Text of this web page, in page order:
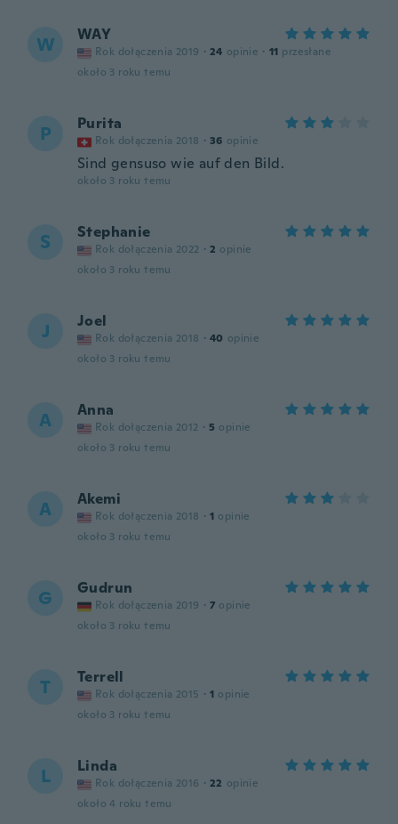
W WAY
Rok dołączenia 2019 · 24 opinie · 11 przesłane
około 3 roku temu
P Purita
Rok dołączenia 2018 · 36 opinie
Sind gensuso wie auf den Bild.
około 3 roku temu
S Stephanie
Rok dołączenia 2022 · 2 opinie
około 3 roku temu
J Joel
Rok dołączenia 2018 · 40 opinie
około 3 roku temu
A Anna
Rok dołączenia 2012 · 5 opinie
około 3 roku temu
A Akemi
Rok dołączenia 2018 · 1 opinie
około 3 roku temu
G Gudrun
Rok dołączenia 2019 · 7 opinie
około 3 roku temu
T Terrell
Rok dołączenia 2015 · 1 opinie
około 3 roku temu
L Linda
Rok dołączenia 2016 · 22 opinie
około 4 roku temu